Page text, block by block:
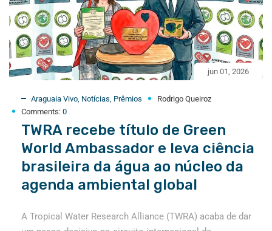
jun 01, 2026
Araguaia Vivo Notícias Prêmios
Rodrigo Queiroz
Comments: 0
TWRA recebe título de Green
World Ambassador e leva ciência
brasileira da água ao núcleo da
agenda ambiental global
A Tropical Water Research Alliance (TWRA) acaba de dar